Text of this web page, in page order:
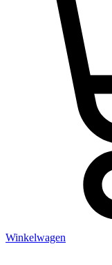
Winkelwagen